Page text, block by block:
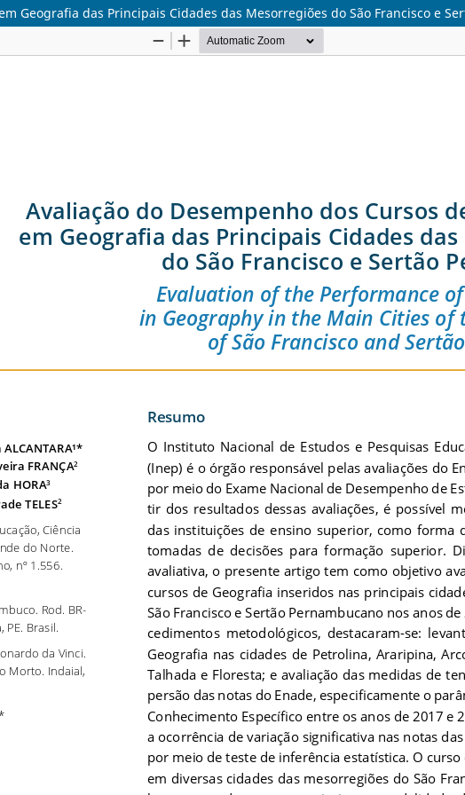
Geografia das Principais Cidades das Mesorregiões do São Francisco e